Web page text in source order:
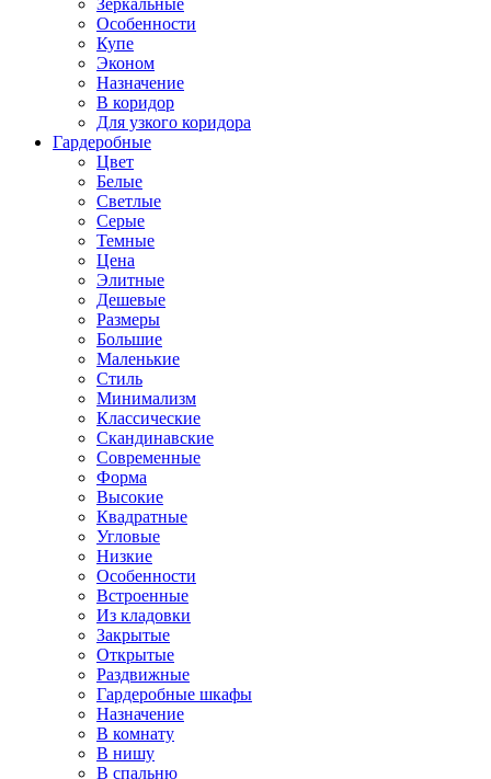
Зеркальные
Особенности
Купе
Эконом
Назначение
В коридор
Для узкого коридора
Гардеробные
Цвет
Белые
Светлые
Серые
Темные
Цена
Элитные
Дешевые
Размеры
Большие
Маленькие
Стиль
Минимализм
Классические
Скандинавские
Современные
Форма
Высокие
Квадратные
Угловые
Низкие
Особенности
Встроенные
Из кладовки
Закрытые
Открытые
Раздвижные
Гардеробные шкафы
Назначение
В комнату
В нишу
В спальню